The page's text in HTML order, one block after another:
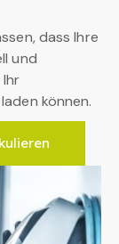
dass Ihre
und
können.